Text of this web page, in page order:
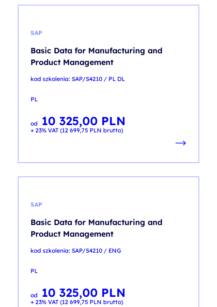
SAP
Basic Data for Manufacturing and
Product Management
kod szkolenia: SAP/S4210 / PL DL
PL
od 10 325,00 PLN
+ 23% VAT (12 699,75 PLN brutto)
SAP
Basic Data for Manufacturing and
Product Management
kod szkolenia: SAP/S4210 / ENG
PL
od 10 325,00 PLN
+ 23% VAT (12 699,75 PLN brutto)